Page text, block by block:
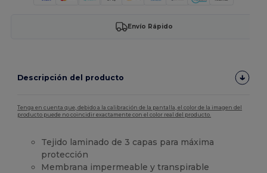
Envío Rápido
Descripción del producto
Tenga en cuenta que, debido a la calibración de la pantalla, el color de la imagen del
producto puede no coincidir exactamente con el color real del producto.
Tejido laminado de 3 capas para máxima
protección
Membrana impermeable y transpirable